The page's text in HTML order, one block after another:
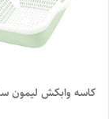
کاسه وابکش لیمون